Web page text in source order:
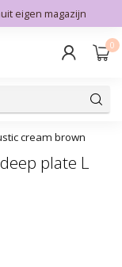
eigen magazijn
0
cream brown
plate L